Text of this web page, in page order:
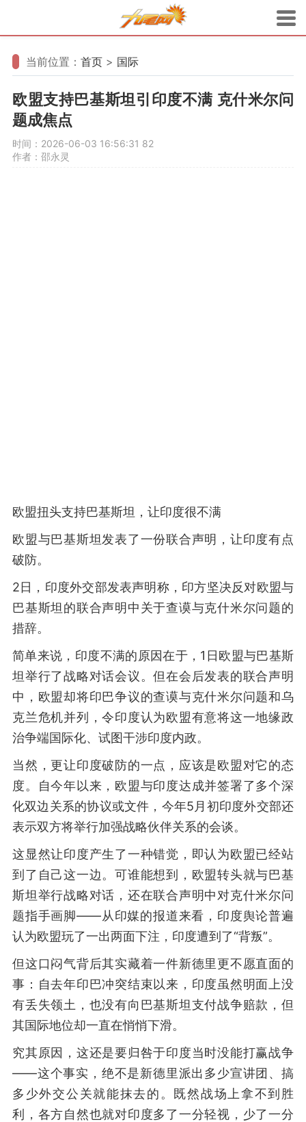
当前位置： 首页 > 国际
欧盟支持巴基斯坦引印度不满 克什米尔问
题成焦点
时间：2026-06-03 16:56:31 82
作者：邵永灵
欧盟扭头支持巴基斯坦，让印度很不满
欧盟与巴基斯坦发表了一份联合声明，让印度有点
破防。
2日，印度外交部发表声明称，印方坚决反对欧盟与
巴基斯坦的联合声明中关于查谟与克什米尔问题的
措辞。
简单来说，印度不满的原因在于，1日欧盟与巴基斯
坦举行了战略对话会议。但在会后发表的联合声明
中，欧盟却将印巴争议的查谟与克什米尔问题和乌
克兰危机并列，令印度认为欧盟有意将这一地缘政
治争端国际化、试图干涉印度内政。
当然，更让印度破防的一点，应该是欧盟对它的态
度。自今年以来，欧盟与印度达成并签署了多个深
化双边关系的协议或文件，今年5月初印度外交部还
表示双方将举行加强战略伙伴关系的会谈。
这显然让印度产生了一种错觉，即认为欧盟已经站
到了自己这一边。可谁能想到，欧盟转头就与巴基
斯坦举行战略对话，还在联合声明中对克什米尔问
题指手画脚——从印媒的报道来看，印度舆论普遍
认为欧盟玩了一出两面下注，印度遭到了“背叛”。
但这口闷气背后其实藏着一件新德里更不愿直面的
事：自去年印巴冲突结束以来，印度虽然明面上没
有丢失领土，也没有向巴基斯坦支付战争赔款，但
其国际地位却一直在悄悄下滑。
究其原因，这还是要归咎于印度当时没能打赢战争
——这个事实，绝不是新德里派出多少宣讲团、搞
多少外交公关就能抹去的。既然战场上拿不到胜
利，各方自然也就对印度多了一分轻视，少了一分